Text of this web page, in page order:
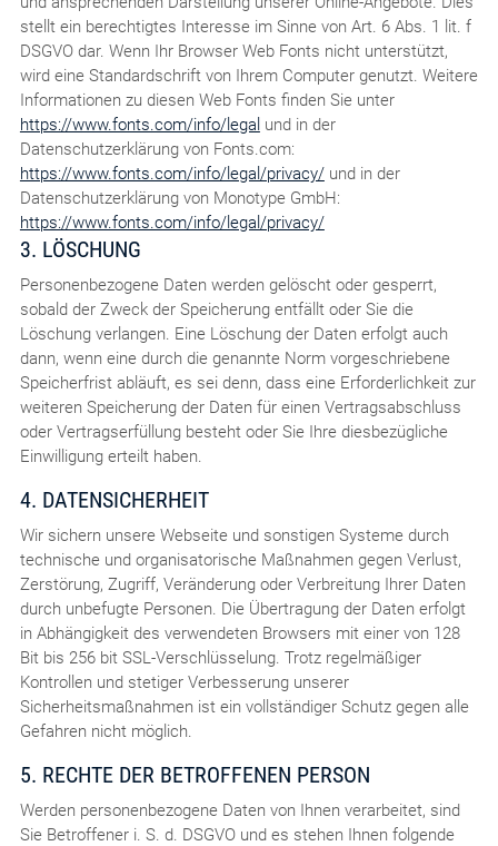
stellt ein berechtigtes Interesse im Sinne von Art. 6 Abs. 1 lit. f
DSGVO dar. Wenn Ihr Browser Web Fonts nicht unterstützt,
wird eine Standardschrift von Ihrem Computer genutzt. Weitere
Informationen zu diesen Web Fonts finden Sie unter
https://www.fonts.com/info/legal und in der
Datenschutzerklärung von Fonts.com:
https://www.fonts.com/info/legal/privacy/und in der
Datenschutzerklärung von Monotype GmbH:
https://www.fonts.com/info/legal/privacy/
3. LÖSCHUNG
Personenbezogene Daten werden gelöscht oder gesperrt,
sobald der Zweck der Speicherung entfällt oder Sie die
Löschung verlangen. Eine Löschung der Daten erfolgt auch
dann, wenn eine durch die genannte Norm vorgeschriebene
Speicherfrist abläuft, es sei denn, dass eine Erforderlichkeit zur
weiteren Speicherung der Daten für einen Vertragsabschluss
oder Vertragserfüllung besteht oder Sie Ihre diesbezügliche
Einwilligung erteilt haben.
4. DATENSICHERHEIT
Wir sichern unsere Webseite und sonstigen Systeme durch
technische und organisatorische Maßnahmen gegen Verlust,
Zerstörung, Zugriff, Veränderung oder Verbreitung Ihrer Daten
durch unbefugte Personen. Die Übertragung der Daten erfolgt
in Abhängigkeit des verwendeten Browsers mit einer von 128
Bit bis 256 bit SSL-Verschlüsselung. Trotz regelmäßiger
Kontrollen und stetiger Verbesserung unserer
Sicherheitsmaßnahmen ist ein vollständiger Schutz gegen alle
Gefahren nicht möglich.
5. RECHTE DER BETROFFENEN PERSON
Werden personenbezogene Daten von Ihnen verarbeitet, sind
Sie Betroffener i. S. d. DSGVO und es stehen Ihnen folgende